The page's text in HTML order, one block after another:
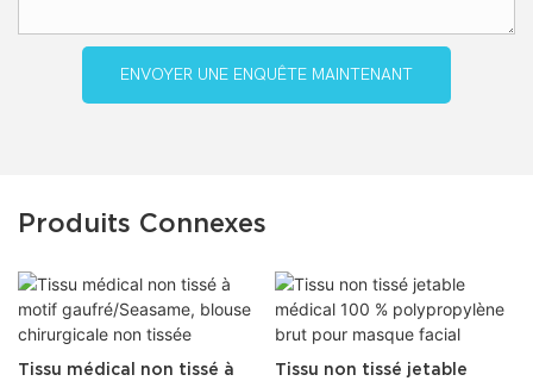
ENVOYER UNE ENQUÊTE MAINTENANT
Produits Connexes
Tissu médical non tissé à
Tissu non tissé jetable